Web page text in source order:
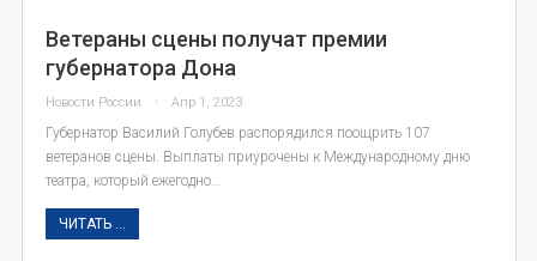
Ветераны сцены получат премии
губернатора Дона
Новости России Апр 1, 2023
Губернатор Василий Голубев распорядился поощрить 107
ветеранов сцены. Выплаты приурочены к Международному дню
театра, который ежегодно…
ЧИТАТЬ ...